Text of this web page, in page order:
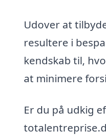
Udover at
resultere i
kendskab til,
at minimere
Er du på udkig